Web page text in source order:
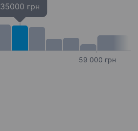
35000 грн
59 000 грн